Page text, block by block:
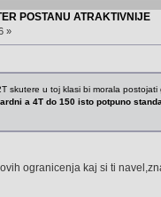
POSTANU ATRAKTIVNIJE
»
skutere u toj klasi bi morala
a 4T do 150 isto potpuno
ogranicenja kaj si ti